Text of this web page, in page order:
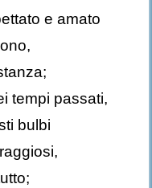
e amato
tempi passati,
bulbi